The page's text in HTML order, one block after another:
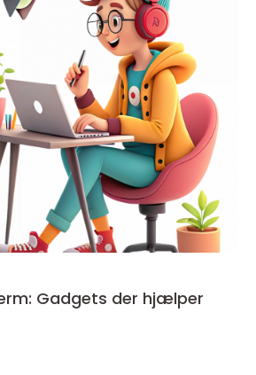
Gadgets der hjælper